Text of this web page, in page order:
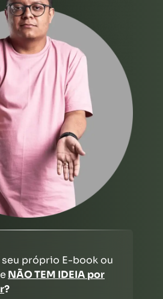
próprio E-book ou
NÃO TEM IDEIA por
?